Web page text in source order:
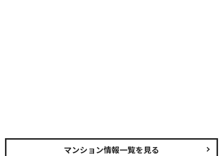
マンション情報一覧を見る